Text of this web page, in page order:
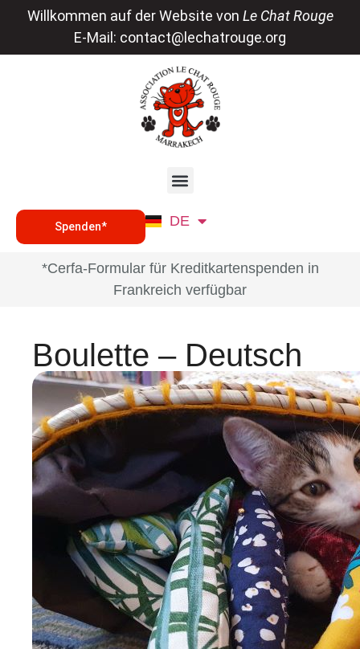
Willkommen auf der Website von Le Chat Rouge
E-Mail: contact@lechatrouge.org
Spenden* DE
EN
*Cerfa-Formular für Kreditkartenspenden in
Frankreich verfügbar
Boulette – Deutsch